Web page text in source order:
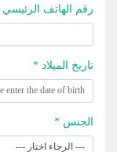
رقم الهاتف الرئيسي
تاريخ الميلاد *
الجنس *